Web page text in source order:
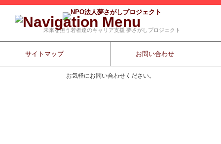
未来を担う若者達のキャリア支援 夢さがしプロジェクト
サイトマップ お問い合わせ
お気軽にお問い合わせください。